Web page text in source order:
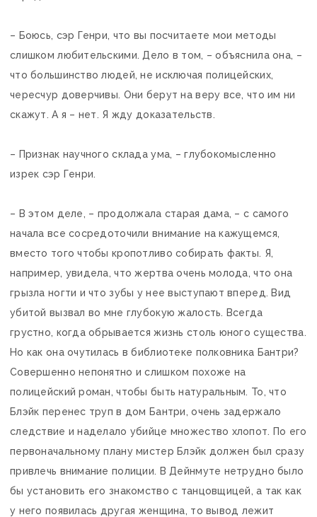
– Боюсь, сэр Генри, что вы посчитаете мои методы
слишком любительскими. Дело в том, – объяснила она, –
что большинство людей, не исключая полицейских,
чересчур доверчивы. Они берут на веру все, что им ни
скажут. А я – нет. Я жду доказательств.
– Признак научного склада ума, – глубокомысленно
изрек сэр Генри.
– В этом деле, – продолжала старая дама, – с самого
начала все сосредоточили внимание на кажущемся,
вместо того чтобы кропотливо собирать факты. Я,
например, увидела, что жертва очень молода, что она
грызла ногти и что зубы у нее выступают вперед. Вид
убитой вызвал во мне глубокую жалость. Всегда
грустно, когда обрывается жизнь столь юного существа.
Но как она очутилась в библиотеке полковника Бантри?
Совершенно непонятно и слишком похоже на
полицейский роман, чтобы быть натуральным. То, что
Блэйк перенес труп в дом Бантри, очень задержало
следствие и наделало убийце множество хлопот. По его
первоначальному плану мистер Блэйк должен был сразу
привлечь внимание полиции. В Дейнмуте нетрудно было
бы установить его знакомство с танцовщицей, а так как
у него появилась другая женщина, то вывод лежит